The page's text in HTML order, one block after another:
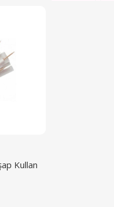
Kullan